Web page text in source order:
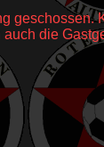
die